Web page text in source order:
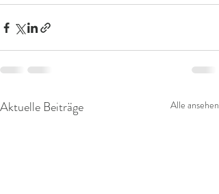
Aktuelle Beiträge Alle ansehen